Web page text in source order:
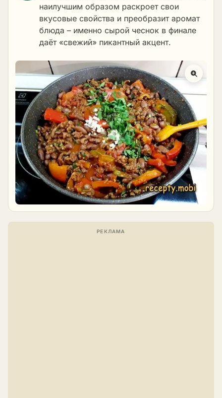
наилучшим образом раскроет свои
вкусовые свойства и преобразит аромат
блюда – именно сырой чеснок в финале
даёт «свежий» пикантный акцент.